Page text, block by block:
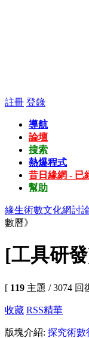
註冊 登錄
導航
論壇
搜索
熱爆程式
昔日緣網 - 已
幫助
緣生術數文化網討
數曆》
[工具研
[ 119 主題 / 3074 回
收藏 RSS精華
版塊介紹: 探究術數